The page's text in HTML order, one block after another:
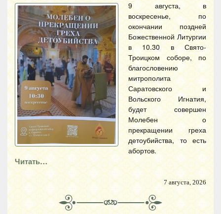
9 августа, в
воскресенье, по
окончании поздней
Божественной Литургии
в 10.30 в Свято-
Троицком соборе, по
благословению
митрополита
Саратовского и
Вольского Игнатия,
будет совершен
Молебен о
прекращении греха
детоубийства, то есть
абортов.
Читать…
7 августа, 2026